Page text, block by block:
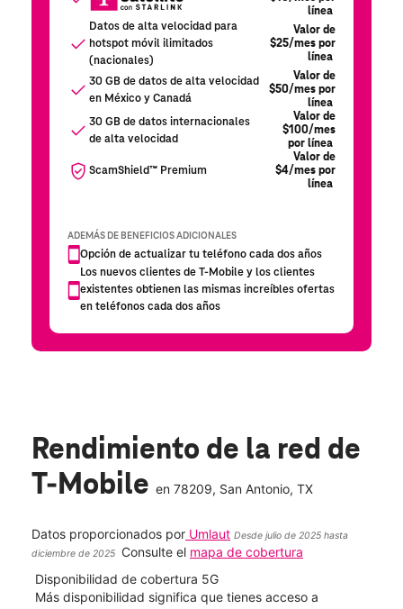
Rendimiento de la red de
T-Mobile en 78209, San Antonio, TX
Datos proporcionados por Umlaut Desde julio de 2025 hasta
diciembre de 2025
Consulte el mapa de cobertura
Disponibilidad de cobertura 5G
Más disponibilidad significa que tienes acceso a